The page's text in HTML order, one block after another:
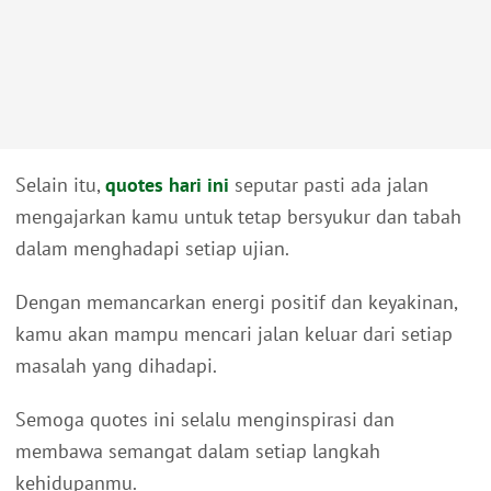
Selain itu, quotes hari ini seputar pasti ada jalan
mengajarkan kamu untuk tetap bersyukur dan tabah
dalam menghadapi setiap ujian.
Dengan memancarkan energi positif dan keyakinan,
kamu akan mampu mencari jalan keluar dari setiap
masalah yang dihadapi.
Semoga quotes ini selalu menginspirasi dan
membawa semangat dalam setiap langkah
kehidupanmu.